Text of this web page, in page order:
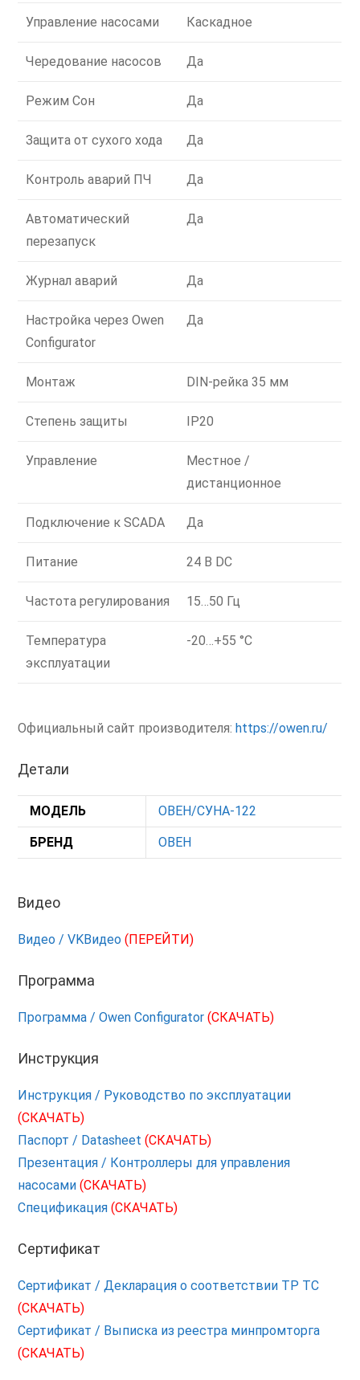
Управление насосами Каскадное
Чередование насосов Да
Режим Сон Да
Защита от сухого хода Да
Контроль аварий ПЧ Да
Автоматический
перезапуск
Да
Журнал аварий Да
Настройка через Owen
Configurator
Да
Монтаж DIN-рейка 35 мм
Степень защиты IP20
Управление
Местное /
дистанционное
Подключение к SCADA Да
Питание 24 В DC
Частота регулирования 15…50 Гц
Температура
эксплуатации
-20…+55 °C
Официальный сайт производителя: https://owen.ru/
Детали
МОДЕЛЬ ОВЕН/СУНА-122
БРЕНД ОВЕН
Видео
Видео / VKВидео(ПЕРЕЙТИ)
Программа
Программа / Owen Configurator(СКАЧАТЬ)
Инструкция
Инструкция / Руководство по эксплуатации
(СКАЧАТЬ)
Паспорт / Datasheet(СКАЧАТЬ)
Презентация / Контроллеры для управления
насосами(СКАЧАТЬ)
Спецификация(СКАЧАТЬ)
Сертификат
Сертификат / Декларация о соответствии ТР ТС
(СКАЧАТЬ)
Сертификат / Выписка из реестра минпромторга
(СКАЧАТЬ)